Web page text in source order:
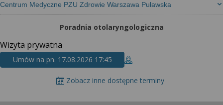
Centrum Medyczne PZU Zdrowie Warszawa Puławska
Poradnia otolaryngologiczna
Wizyta prywatna
Umów na pn. 17.08.2026 17:45
Zobacz inne dostępne terminy